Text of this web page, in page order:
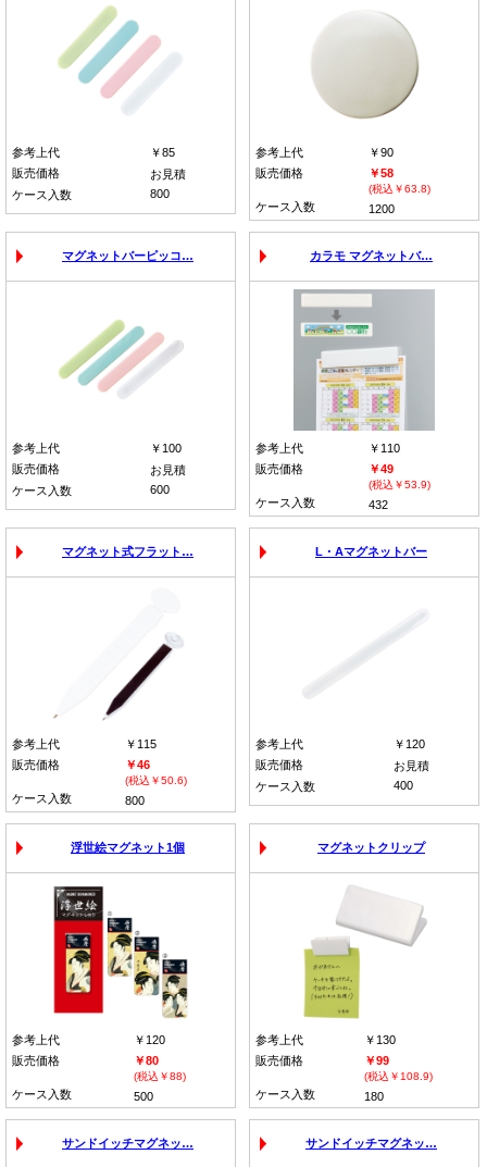
参考上代
￥85
販売価格
お見積
ケース入数
800
参考上代
￥90
販売価格
￥58
(税込￥63.8)
ケース入数 1200
マグネットバーピッコ…
参考上代
￥100
販売価格
お見積
ケース入数
600
カラモ マグネットバ…
参考上代
￥110
販売価格
￥49
(税込￥53.9)
ケース入数 432
マグネット式フラット…
参考上代
￥115
販売価格
￥46
(税込￥50.6)
ケース入数 800
L・Aマグネットバー
参考上代
￥120
販売価格
お見積
ケース入数
400
浮世絵マグネット1個
参考上代
￥120
販売価格
￥80
(税込￥88)
ケース入数 500
マグネットクリップ
参考上代
￥130
販売価格
￥99
(税込￥108.9)
ケース入数 180
サンドイッチマグネッ… サンドイッチマグネッ…